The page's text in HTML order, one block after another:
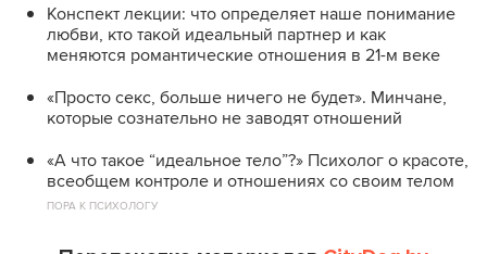
Конспект лекции: что определяет наше понимание
любви, кто такой идеальный партнер и как
меняются романтические отношения в 21-м веке
«Просто секс, больше ничего не будет». Минчане,
которые сознательно не заводят отношений
«А что такое “идеальное тело”?» Психолог о красоте,
всеобщем контроле и отношениях со своим телом
ПОРА К ПСИХОЛОГУ